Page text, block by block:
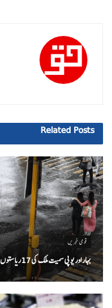
Related Posts
قومی خبریں
بہار اور یو پی سمیت ملک کی 17ریاستوں میں بارش کا امکان